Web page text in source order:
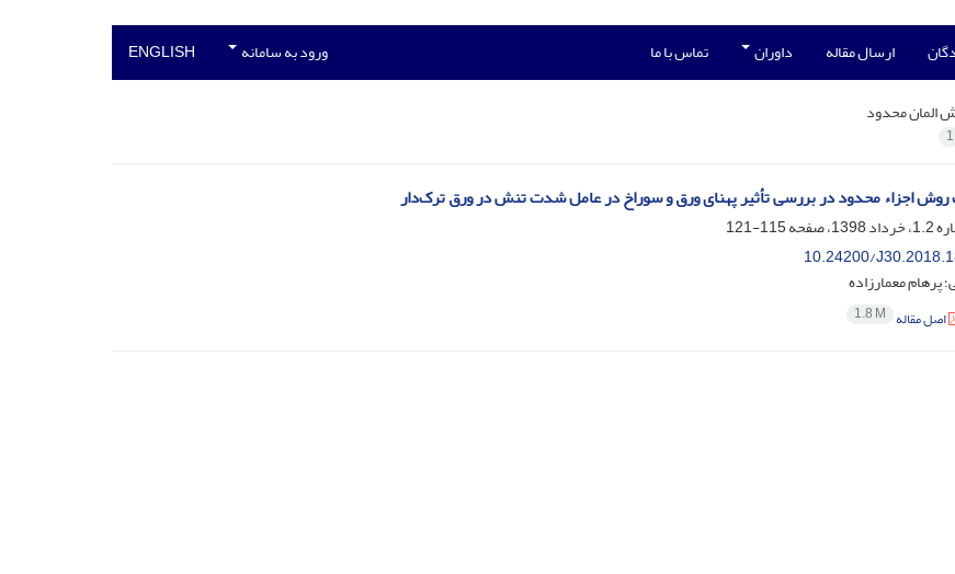
ارسال مقاله داوران تماس با ما ورود به سامانه ENGLISH
المان محدود
1
روش اجزاء محدود در بررسی تأثیر پهنای ورق و سوراخ در عامل شدت تنش در ورق ترک‌دار
115-121
10.24200/
پرهام معمارزاده
اصل مقاله 1.8 M